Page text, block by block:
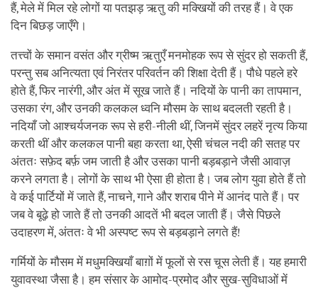
हैं, मेले में मिल रहे लोगों या पतझड़ ऋतु की मक्खियों की तरह हैं। वे एक
दिन बिछड़ जाएँगे।
तत्त्वों के समान वसंत और ग्रीष्म ऋतुएँ मनमोहक रूप से सुंदर हो सकती हैं,
परन्तु सब अनित्यता एवं निरंतर परिवर्तन की शिक्षा देती हैं। पौधे पहले हरे
होते हैं, फिर नारंगी, और अंत में सूख जाते हैं। नदियों के पानी का तापमान,
उसका रंग, और उनकी कलकल ध्वनि मौसम के साथ बदलती रहती है।
नदियाँ जो आश्चर्यजनक रूप से हरी-नीली थीं, जिनमें सुंदर लहरें नृत्य किया
करती थीं और कलकल पानी बहा करता था, ऐसी चंचल नदी की सतह पर
अंततः सफ़ेद बर्फ़ जम जाती है और उसका पानी बड़बड़ाने जैसी आवाज़
करने लगता है। लोगों के साथ भी ऐसा ही होता है। जब लोग युवा होते हैं तो
वे कई पार्टियों में जाते हैं, नाचने, गाने और शराब पीने में आनंद पाते हैं। पर
जब वे बूढ़े हो जाते हैं तो उनकी आदतें भी बदल जाती हैं। जैसे पिछले
उदाहरण में, अंततः वे भी अस्पष्ट रूप से बड़बड़ाने लगते हैं!
गर्मियों के मौसम में मधुमक्खियाँ बाग़ों में फूलों से रस चूस लेती हैं। यह हमारी
युवावस्था जैसा है। हम संसार के आमोद-प्रमोद और सुख-सुविधाओं में